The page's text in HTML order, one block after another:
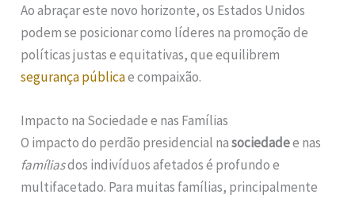
Ao abraçar este novo horizonte, os Estados Unidos
podem se posicionar como líderes na promoção de
políticas justas e equitativas, que equilibrem
segurança públicae compaixão.
Impacto na Sociedade e nas Famílias
O impacto do perdão presidencial nasociedadee nas
famíliasdos indivíduos afetados é profundo e
multifacetado. Para muitas famílias, principalmente